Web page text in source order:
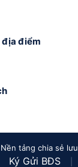
địa điểm
tảng chia sẻ
Ký Gửi BĐS